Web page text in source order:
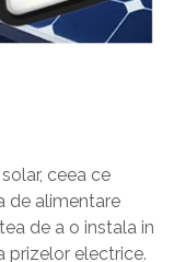
ceea ce
de alimentare
de a o instala in
prizelor electrice.